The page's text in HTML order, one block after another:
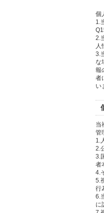
個
1.
2.
人
3.
な
報
者
い
当
管
1.
2.
3.
者
4.
5.
行
6.
に